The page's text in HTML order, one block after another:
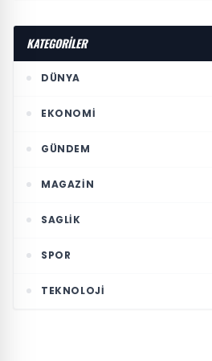
KATEGORİLER
DÜNYA
EKONOMI
GÜNDEM
MAGAZIN
SAGLIK
SPOR
TEKNOLOJI